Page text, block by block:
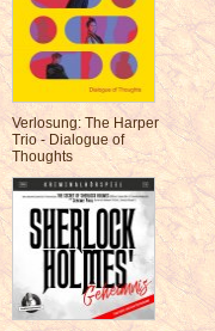
Verlosung: The Harper
Trio - Dialogue of
Thoughts